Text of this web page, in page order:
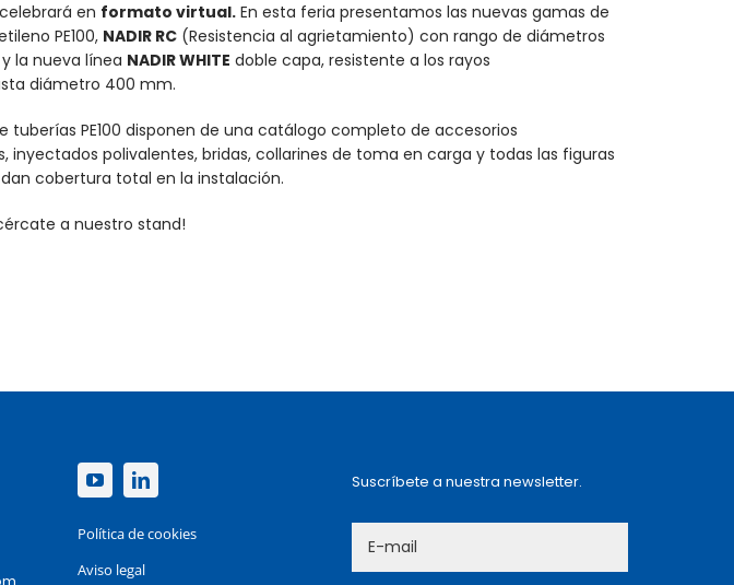
en formato virtual. En esta feria presentamos las nuevas gamas de
PE100, NADIR RC (Resistencia al agrietamiento) con rango de diámetros
la nueva línea NADIR WHITE doble capa, resistente a los rayos
diámetro 400 mm.
tuberías PE100 disponen de una catálogo completo de accesorios
inyectados polivalentes, bridas, collarines de toma en carga y todas las figuras
cobertura total en la instalación.
a nuestro stand!
Política de cookies
Aviso legal
Suscríbete a nuestra newsletter.